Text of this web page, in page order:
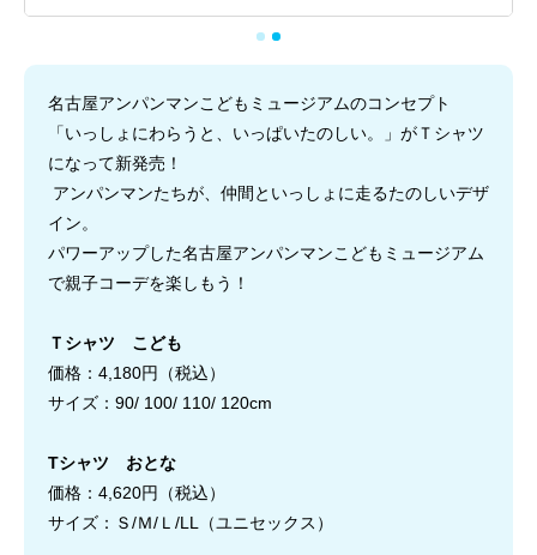
名古屋アンパンマンこどもミュージアムのコンセプト
「いっしょにわらうと、いっぱいたのしい。」がＴシャツ
になって新発売！
アンパンマンたちが、仲間といっしょに走るたのしいデザ
イン。
パワーアップした名古屋アンパンマンこどもミュージアム
で親子コーデを楽しもう！
Ｔシャツ こども
価格：4,180円（税込）
サイズ：90/ 100/ 110/ 120cm
Tシャツ おとな
価格：4,620円（税込）
サイズ：Ｓ/Ｍ/Ｌ/LL（ユニセックス）